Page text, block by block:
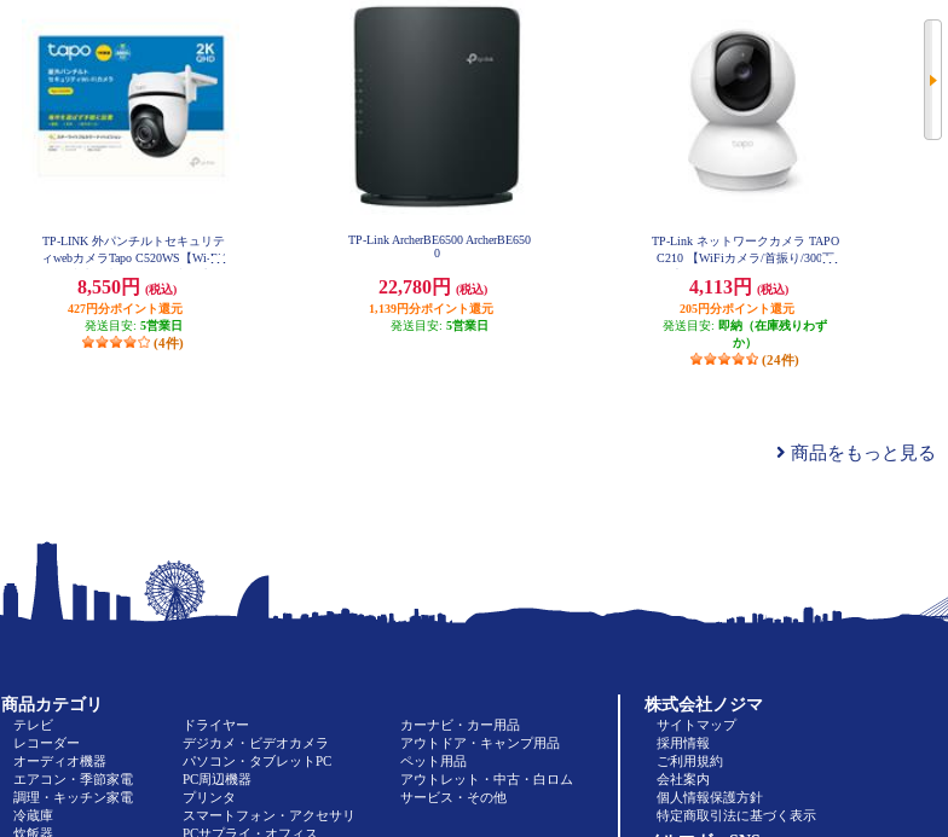
TP-LINK 外パンチルトセキュリテ
ィwebカメラTapo C520WS【Wi-Fi/
通話/ホワイト】 Tapo-C520WS
8,550円
(税込)
427円分ポイント還元
発送目安: 5営業日
(4件)
TP-Link ArcherBE6500 ArcherBE650
0
22,780円
(税込)
1,139円分ポイント還元
発送目安: 5営業日
TP-Link ネットワークカメラ TAPO
C210 【WiFiカメラ/首振り/300万
ン/保証期間3年】 TAPO-C210
4,113円
(税込)
205円分ポイント還元
発送目安: 即納（在庫残りわず
か）
(24件)
商品をもっと見る
商品カテゴリ
テレビ
レコーダー
オーディオ機器
エアコン・季節家電
調理・キッチン家電
冷蔵庫
炊飯器
ドライヤー
デジカメ・ビデオカメラ
パソコン・タブレットPC
PC周辺機器
プリンタ
スマートフォン・アクセサリ
PCサプライ・オフィス
カーナビ・カー用品
アウトドア・キャンプ用品
ペット用品
アウトレット・中古・白ロム
サービス・その他
株式会社ノジマ
サイトマップ
採用情報
ご利用規約
会社案内
個人情報保護方針
特定商取引法に基づく表示